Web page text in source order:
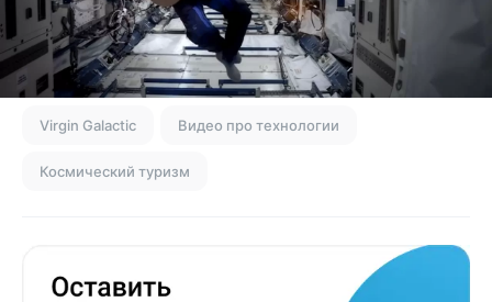
Virgin Galactic Видео про технологии
Космический туризм